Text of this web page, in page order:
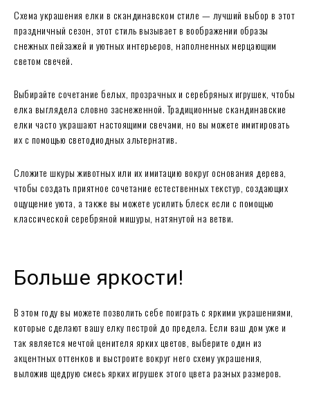
Схема украшения елки в скандинавском стиле — лучший выбор в этот
праздничный сезон, этот стиль вызывает в воображении образы
снежных пейзажей и уютных интерьеров, наполненных мерцающим
светом свечей.
Выбирайте сочетание белых, прозрачных и серебряных игрушек, чтобы
елка выглядела словно заснеженной. Традиционные скандинавские
елки часто украшают настоящими свечами, но вы можете имитировать
их с помощью светодиодных альтернатив.
Сложите шкуры животных или их имитацию вокруг основания дерева,
чтобы создать приятное сочетание естественных текстур, создающих
ощущение уюта, а также вы можете усилить блеск если с помощью
классической серебряной мишуры, натянутой на ветви.
Больше яркости!
В этом году вы можете позволить себе поиграть с яркими украшениями,
которые сделают вашу елку пестрой до предела. Если ваш дом уже и
так является мечтой ценителя ярких цветов, выберите один из
акцентных оттенков и выстроите вокруг него схему украшения,
выложив щедрую смесь ярких игрушек этого цвета разных размеров.